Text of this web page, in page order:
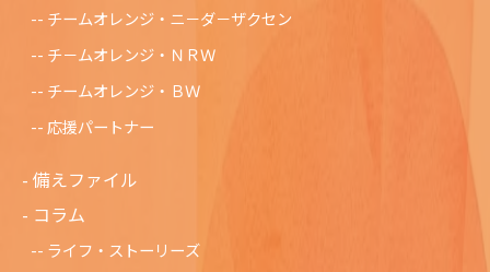
チームオレンジ・ニ－ダ－ザクセン
チ－ムオレンジ・ＮＲＷ
チームオレンジ・ＢＷ
応援パートナー
備えファイル
コラム
ライフ・ストーリーズ